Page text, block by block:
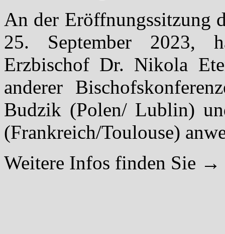
An der Eröffnungssitzung
25. September 2023,
Erzbischof Dr. Nikola
anderer
Budzik (Polen/ Lublin)
(Frankreich/Toulouse)
Weitere Infos finden Sie